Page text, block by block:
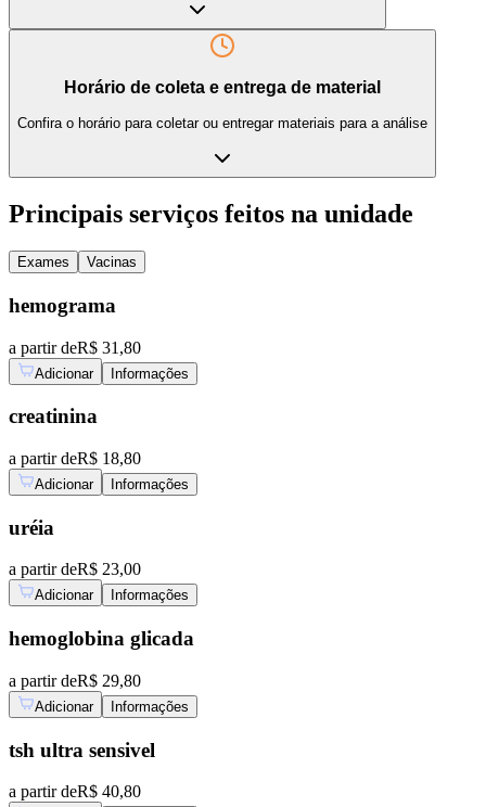
Horário de coleta e entrega de material
Confira o horário para coletar ou entregar materiais para a análise
Principais serviços feitos na unidade
Exames Vacinas
hemograma
a partir deR$ 31,80
Adicionar Informações
creatinina
a partir deR$ 18,80
Adicionar Informações
uréia
a partir deR$ 23,00
Adicionar Informações
hemoglobina glicada
a partir deR$ 29,80
Adicionar Informações
tsh ultra sensivel
a partir deR$ 40,80